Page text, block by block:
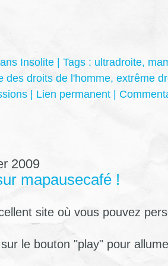
Insolite | Tags : ultradroite,
des droits de l'homme, extrême
| Lien permanent |
2009
mapausecafé !
site où vous pouvez
le bouton "play" pour